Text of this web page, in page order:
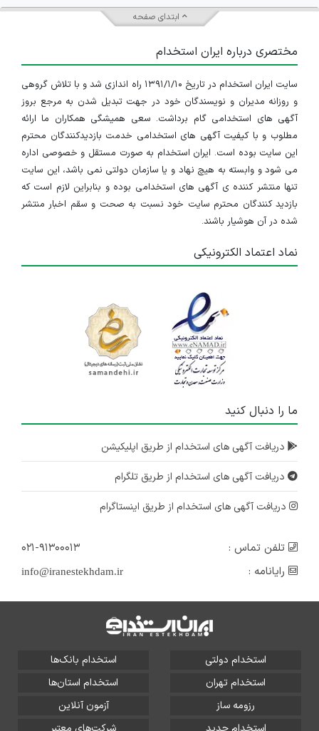
ابتدای صفحه
مختصری درباره ایران استخدام
سایت ایران استخدام در تاریخ ۱۳۹۱/۱/۱۰ راه اندازی شد و با تلاش گروهی
و روزانه مدیران و نویسندگان خود در جهت تبدیل شدن به مرجع بروز
آگهی های استخدامی گام برداشت. سعی همیشگی همکاران ما ارائه
مطلوب و با کیفیت آگهی های استخدامی خدمت بازدیدکنندگان محترم
این سایت بوده است. ایران استخدام به صورت مستقل و خصوصی اداره
می شود و وابسته به هیچ نهاد و یا سازمان دولتی نمی باشد، این سایت
تنها منتشر کننده ی آگهی های استخدامی بوده و بنابراین لازم است که
بازدید کنندگان محترم سایت خود نسبت به صحت و سقم اخبار منتشر
شده در آن هوشیار باشند.
نماد اعتماد الکترونیکی
ما را دنبال کنید
دریافت آگهی های استخدام از طریق اپلیکیشن
دریافت آگهی های استخدام از طریق تلگرام
دریافت آگهی های استخدام از طریق اینستاگرام
تلفن تماس :
۰۲۱-۹۱۳۰۰۰۱۳
رایانامه :
info@iranestekhdam.ir
استخدام دولتی
استخدام بانک‌ها
استخدام تهران
استخدام استان‌ها
رزومه ساز
آزمون آنلاین